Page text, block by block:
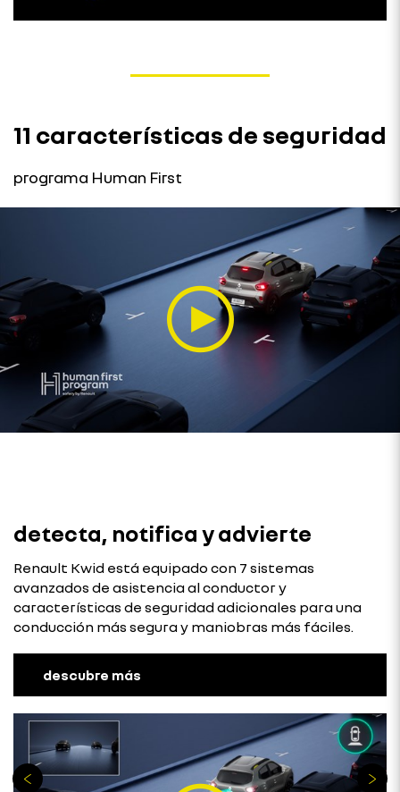
11 características de seguridad
programa Human First
detecta, notifica y advierte
Renault Kwid está equipado con 7 sistemas
avanzados de asistencia al conductor y
características de seguridad adicionales para una
conducción más segura y maniobras más fáciles.
descubre más